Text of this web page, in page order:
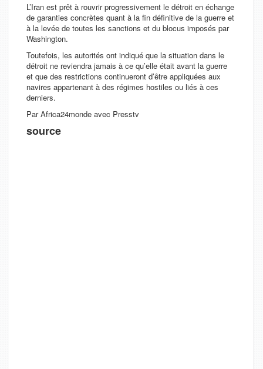
L’Iran est prêt à rouvrir progressivement le détroit en échange
de garanties concrètes quant à la fin définitive de la guerre et
à la levée de toutes les sanctions et du blocus imposés par
Washington.
Toutefois, les autorités ont indiqué que la situation dans le
détroit ne reviendra jamais à ce qu’elle était avant la guerre
et que des restrictions continueront d’être appliquées aux
navires appartenant à des régimes hostiles ou liés à ces
derniers.
Par Africa24monde avec Presstv
source